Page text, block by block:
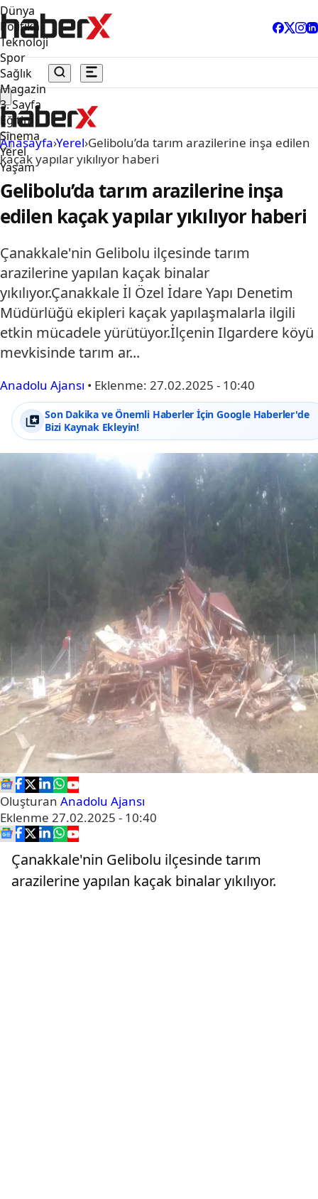
Dünya
Politika
Teknoloji
Spor
Sağlık
Magazin
3. Sayfa
Eğitim
Sinema
Yerel
Yaşam
Anasayfa›Yerel›Gelibolu’da tarım arazilerine inşa edilen
kaçak yapılar yıkılıyor haberi
Gelibolu’da tarım arazilerine inşa
edilen kaçak yapılar yıkılıyor haberi
Çanakkale'nin Gelibolu ilçesinde tarım
arazilerine yapılan kaçak binalar
yıkılıyor.Çanakkale İl Özel İdare Yapı Denetim
Müdürlüğü ekipleri kaçak yapılaşmalarla ilgili
etkin mücadele yürütüyor.İlçenin Ilgardere köyü
mevkisinde tarım ar...
Anadolu Ajansı • Eklenme: 27.02.2025 - 10:40
Son Dakika ve Önemli Haberler İçin Google Haberler'de
Bizi Kaynak Ekleyin!
Oluşturan Anadolu Ajansı
Eklenme 27.02.2025 - 10:40
Çanakkale'nin Gelibolu ilçesinde tarım
arazilerine yapılan kaçak binalar yıkılıyor.